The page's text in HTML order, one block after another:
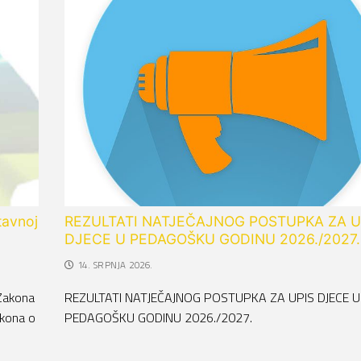
o
REZULTATI NATJEČAJNOG POSTUPKA ZA
DJECE U PEDAGOŠKU GODINU 2026./2027.
14. SRPNJA 2026.
REZULTATI NATJEČAJNOG POSTUPKA ZA UPIS DJECE U
PEDAGOŠKU GODINU 2026./2027.